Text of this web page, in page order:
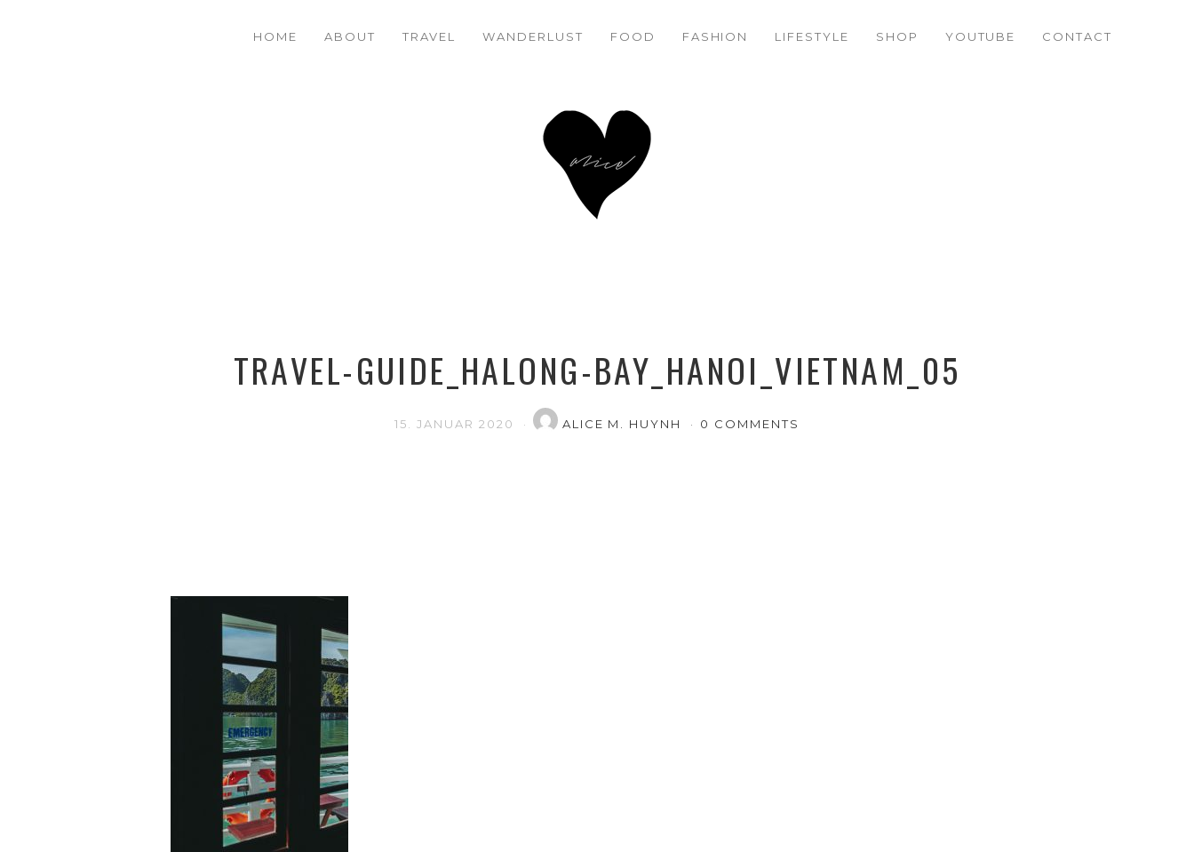
HOME ABOUT TRAVEL WANDERLUST FOOD FASHION LIFESTYLE SHOP YOUTUBE CONTACT
FACEBOOK TWITTER PINTEREST
TRAVEL-GUIDE_HALONG-BAY_HANOI_VIETNAM_05
15. JANUAR 2020 ALICE M. HUYNH 0 COMMENTS